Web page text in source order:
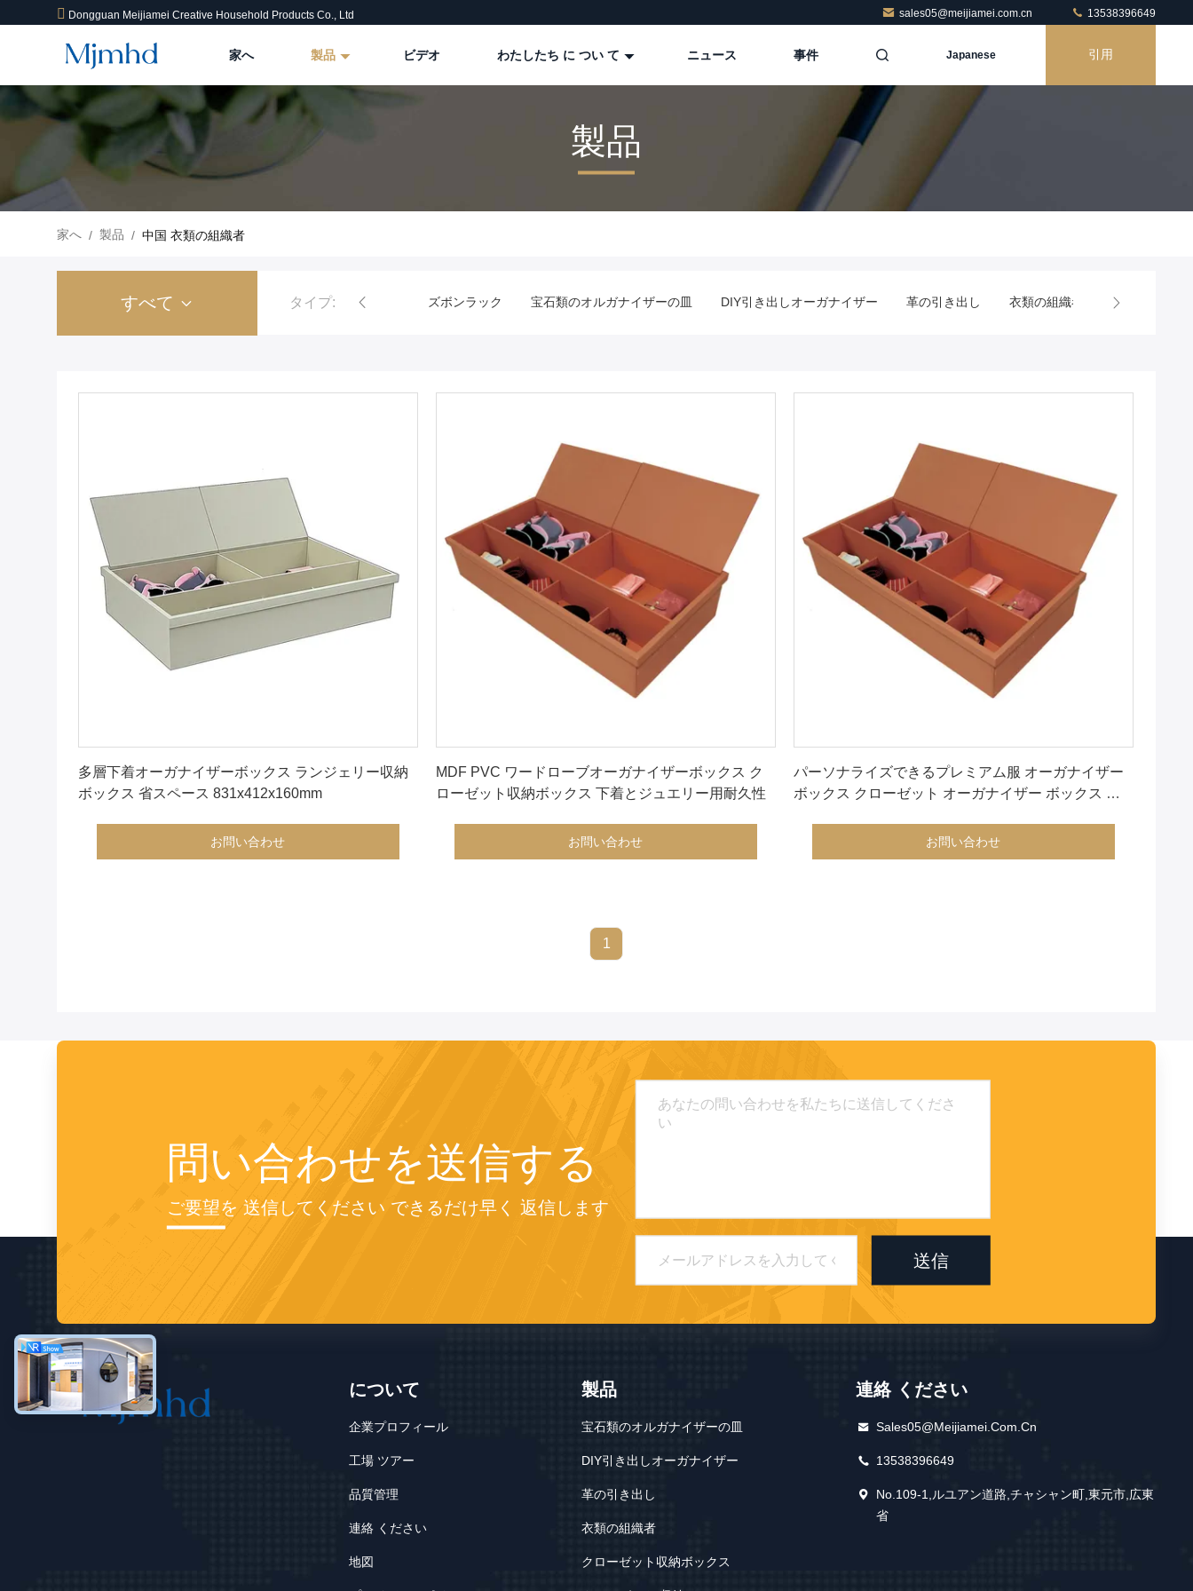
Dongguan Meijiamei Creative Household Products Co., Ltd sales05@meijiamei.com.cn 13538396649
家へ 製品 ビデオ わたしたち に つい て ニュース 事件 Japanese 引用
製品
家へ / 製品 / 中国 衣類の組織者
すべて タイプ: ズボンラック 宝石類のオルガナイザーの皿 DIY引き出しオーガナイザー 革の引き出し 衣類の組織者 クローゼット
多層下着オーガナイザーボックス ランジェリー収納
ボックス 省スペース 831x412x160mm
お問い合わせ
MDF PVC ワードローブオーガナイザーボックス ク
ローゼット収納ボックス 下着とジュエリー用耐久性
お問い合わせ
パーソナライズできるプレミアム服 オーガナイザー
ボックス クローゼット オーガナイザー ボックス 多
お問い合わせ
1
問い合わせを送信する
ご要望を 送信してください できるだけ早く 返信します
送信
について
企業プロフィール
工場 ツアー
品質管理
連絡 ください
地図
製品
宝石類のオルガナイザーの皿
DIY引き出しオーガナイザー
革の引き出し
衣類の組織者
クローゼット収納ボックス
連絡 ください
Sales05@meijiamei.com.cn
13538396649
No.109-1,ルユアン道路,チャシャン町,東元市,広東
省